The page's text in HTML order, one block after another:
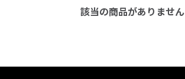
該当の商品がありません